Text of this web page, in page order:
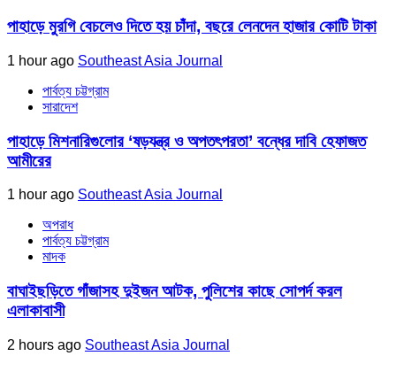
পাহাড়ে মুরগি বেচলেও দিতে হয় চাঁদা, বছরে লেনদেন হাজার কোটি টাকা
1 hour ago Southeast Asia Journal
পার্বত্য চট্টগ্রাম
সারাদেশ
পাহাড়ে মিশনারিগুলোর ‘ষড়যন্ত্র ও অপতৎপরতা’ বন্ধের দাবি হেফাজত
আমীরের
1 hour ago Southeast Asia Journal
অপরাধ
পার্বত্য চট্টগ্রাম
মাদক
বাঘাইছড়িতে গাঁজাসহ দুইজন আটক, পুলিশের কাছে সোপর্দ করল
এলাকাবাসী
2 hours ago Southeast Asia Journal